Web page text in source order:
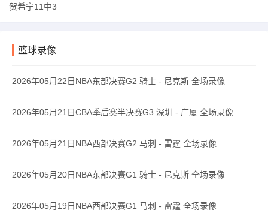
贺希宁11中3
篮球录像
2026年05月22日NBA东部决赛G2 骑士 - 尼克斯 全场录像
2026年05月21日CBA季后赛半决赛G3 深圳 - 广厦 全场录像
2026年05月21日NBA西部决赛G2 马刺 - 雷霆 全场录像
2026年05月20日NBA东部决赛G1 骑士 - 尼克斯 全场录像
2026年05月19日NBA西部决赛G1 马刺 - 雷霆 全场录像